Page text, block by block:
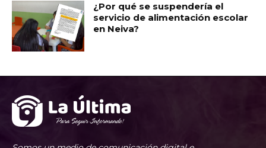
¿Por qué se suspendería el
servicio de alimentación escolar
en Neiva?